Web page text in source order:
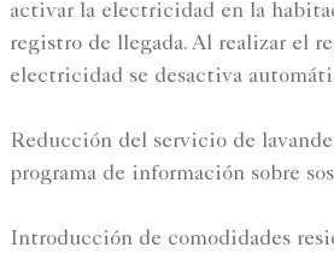
activar la electricidad en la
registro de llegada. Al realizar el
electricidad se desactiva
Reducción del servicio de
programa de información sobre
Introducción de comodidades